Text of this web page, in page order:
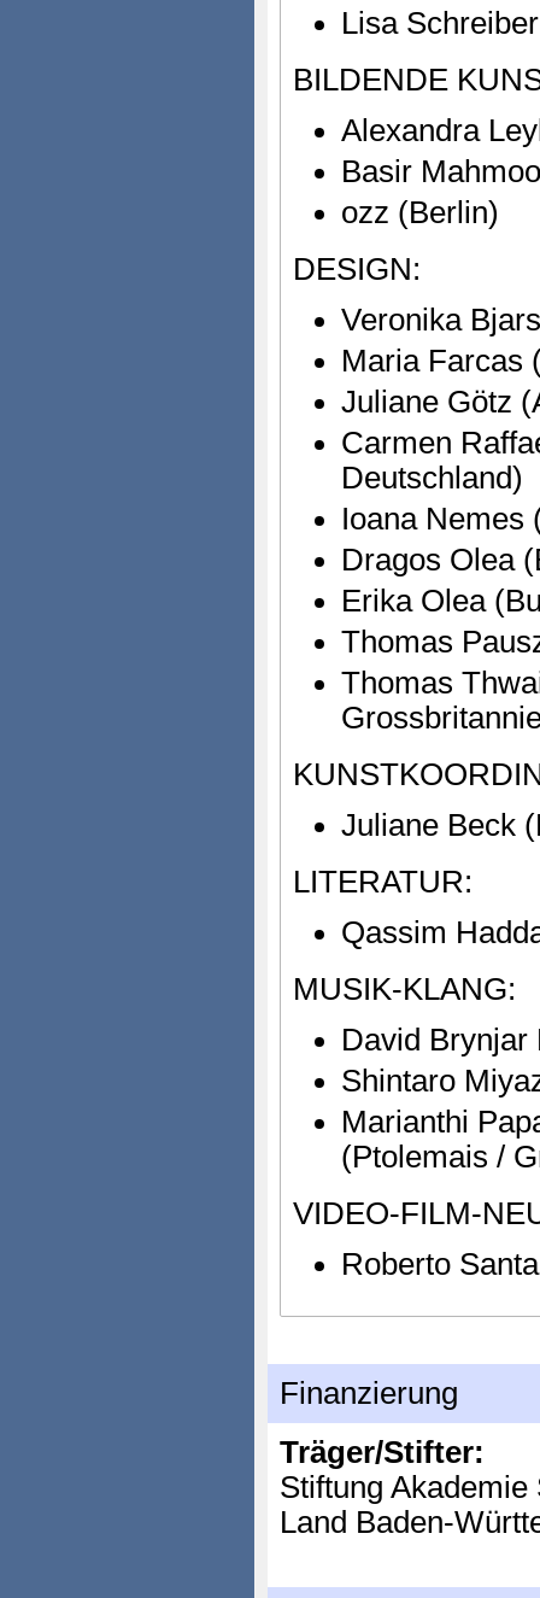
Lisa
BILDENDE
Alexandra
Basir
ozz (Berlin)
DESIGN:
Veronika
Maria Farcas
Juliane Götz
Carmen
Deutschland)
Ioana Nemes
Dragos Olea
Erika Olea
Thomas
Thomas
Juliane Beck
LITERATUR:
Qassim
MUSIK-KLANG:
David Brynjar
Shintaro
Marianthi
(Ptolemais /
VIDEO-FILM-
Roberto
Finanzierung
Träger/Stifter:
Stiftung
Land Baden-